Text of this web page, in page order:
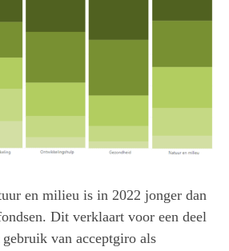
en milieu is in 2022 jonger dan
Dit verklaart voor een deel
van acceptgiro als